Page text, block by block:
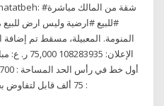
#للبيع #ارضية وليس ارض
الإعلان:
: 75 ألف قابل لتفاوض بحدود المعقول للتواصل : 92088828